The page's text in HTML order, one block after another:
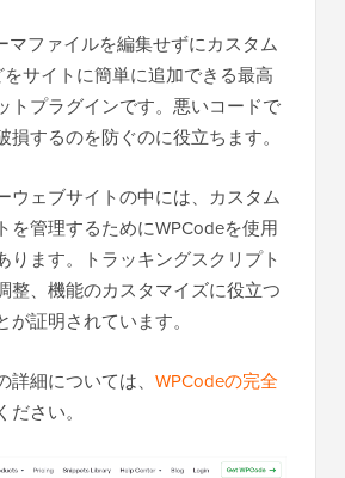
マファイルを編集せずにカスタム
サイトに簡単に追加できる最高
トプラグインです。悪いコードで
損するのを防ぐのに役立ちます。
ウェブサイトの中には、カスタム
を管理するためにWPCodeを使用
ります。トラッキングスクリプト
整、機能のカスタマイズに役立つ
証明されています。
細については、 WPCodeの完全
ださい。